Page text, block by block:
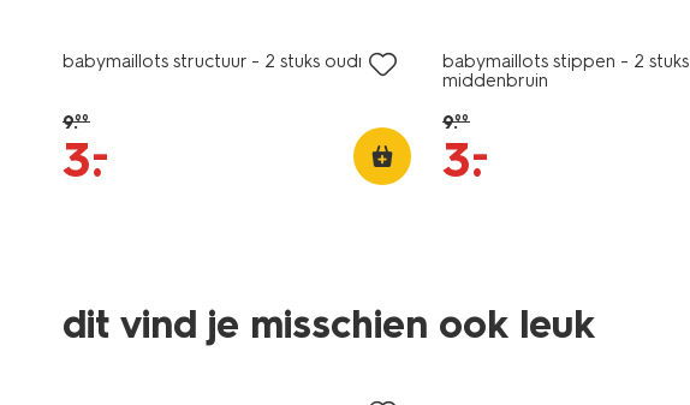
babymaillots structuur - 2 stuks oudroze
9.99
3.
–
babymaillots stippen - 2 stuks
middenbruin
9.99
3.
–
dit vind je misschien ook leuk
2 paar
2 paar